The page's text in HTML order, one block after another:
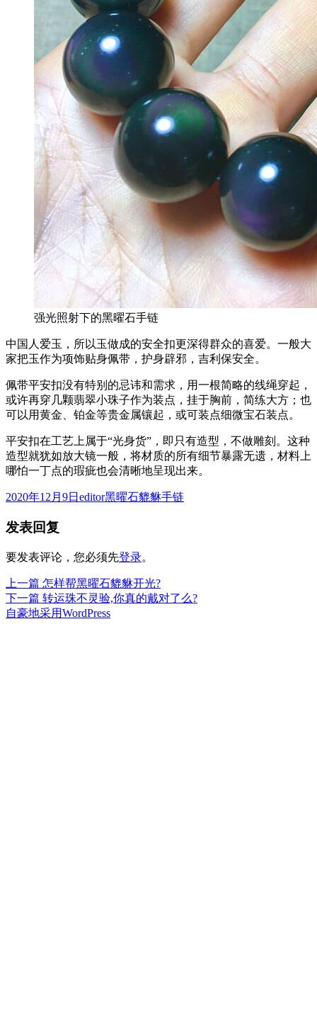
强光照射下的黑曜石手链
中国人爱玉，所以玉做成的安全扣更深得群众的喜爱。一般大
家把玉作为项饰贴身佩带，护身辟邪，吉利保安全。
佩带平安扣没有特别的忌讳和需求，用一根简略的线绳穿起，
或许再穿几颗翡翠小珠子作为装点，挂于胸前，简练大方；也
可以用黄金、铂金等贵金属镶起，或可装点细微宝石装点。
平安扣在工艺上属于“光身货”，即只有造型，不做雕刻。这种
造型就犹如放大镜一般，将材质的所有细节暴露无遗，材料上
哪怕一丁点的瑕疵也会清晰地呈现出来。
发
于
2020年12月9日 作
editor分
黑曜石貔貅手链
发表回复
要发表评论，您必须先登录。
文
章
上一篇 上
篇
文
怎样帮黑曜石貔貅开光?
下一篇 下
篇
转运珠不灵验,你真的戴对了么?
自豪地采用WordPress